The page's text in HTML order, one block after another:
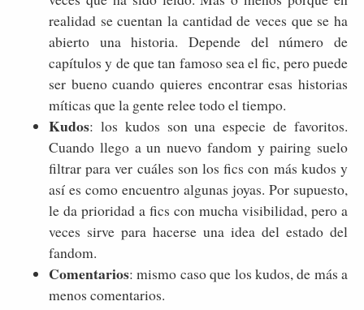
realidad se cuentan la cantidad de veces que se ha
abierto una historia. Depende del número de
capítulos y de que tan famoso sea el fic, pero puede
ser bueno cuando quieres encontrar esas historias
míticas que la gente relee todo el tiempo.
Kudos: los kudos son una especie de favoritos.
Cuando llego a un nuevo fandom y pairing suelo
filtrar para ver cuáles son los fics con más kudos y
así es como encuentro algunas joyas. Por supuesto,
le da prioridad a fics con mucha visibilidad, pero a
veces sirve para hacerse una idea del estado del
fandom.
Comentarios: mismo caso que los kudos, de más a
menos comentarios.